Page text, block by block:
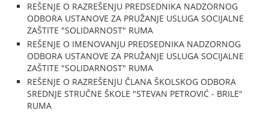
REŠENJE O RAZREŠENJU PREDSEDNIKA NADZORNOG
ODBORA USTANOVE ZA PRUŽANJE USLUGA SOCIJALNE
ZAŠTITE "SOLIDARNOST" RUMA
REŠENJE O IMENOVANJU PREDSEDNIKA NADZORNOG
ODBORA USTANOVE ZA PRUŽANJE USLUGA SOCIJALNE
ZAŠTITE "SOLIDARNOST" RUMA
REŠENJE O RAZREŠENJU ČLANA ŠKOLSKOG ODBORA
SREDNJE STRUČNE ŠKOLE "STEVAN PETROVIĆ - BRILE"
RUMA